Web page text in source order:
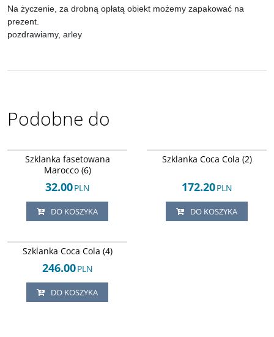
Na życzenie, za drobną opłatą obiekt możemy zapakować na
prezent.
pozdrawiamy, arley
Podobne do
Szklanka fasetowana
Marocco (6)
32.00PLN
DO KOSZYKA
Szklanka Coca Cola (2)
172.20PLN
DO KOSZYKA
Szklanka Coca Cola (4)
246.00PLN
DO KOSZYKA